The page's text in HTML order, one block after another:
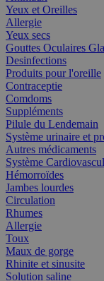
Yeux et Oreilles
Allergie
Yeux secs
Gouttes Oculaires
Desinfections
Produits pour l'oreille
Contraceptie
Comdoms
Suppléments
Pilule du Lendemain
Système urinaire et
Autres médicaments
Système
Hémorroïdes
Jambes lourdes
Circulation
Rhumes
Allergie
Toux
Maux de gorge
Rhinite et sinusite
Solution saline